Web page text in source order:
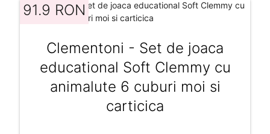
91.9 RON
Clementoni - Set de joaca
educational Soft Clemmy cu
animalute 6 cuburi moi si
carticica